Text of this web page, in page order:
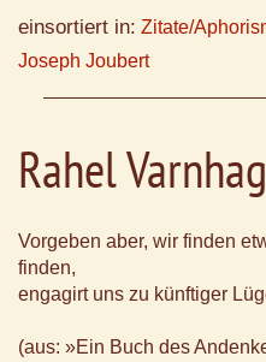
einsortiert in: Zitate/
Joseph Joubert
Rahel
Vorgeben aber, wir finden
finden,
engagirt uns zu künftiger
(aus: »Ein Buch des